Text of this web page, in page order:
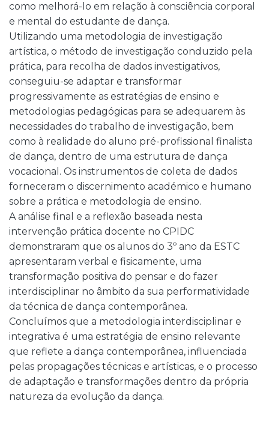
como melhorá-lo em relação à consciência corporal
e mental do estudante de dança.
Utilizando uma metodologia de investigação
artística, o método de investigação conduzido pela
prática, para recolha de dados investigativos,
conseguiu-se adaptar e transformar
progressivamente as estratégias de ensino e
metodologias pedagógicas para se adequarem às
necessidades do trabalho de investigação, bem
como à realidade do aluno pré-profissional finalista
de dança, dentro de uma estrutura de dança
vocacional. Os instrumentos de coleta de dados
forneceram o discernimento académico e humano
sobre a prática e metodologia de ensino.
A análise final e a reflexão baseada nesta
intervenção prática docente no CPIDC
demonstraram que os alunos do 3º ano da ESTC
apresentaram verbal e fisicamente, uma
transformação positiva do pensar e do fazer
interdisciplinar no âmbito da sua performatividade
da técnica de dança contemporânea.
Concluímos que a metodologia interdisciplinar e
integrativa é uma estratégia de ensino relevante
que reflete a dança contemporânea, influenciada
pelas propagações técnicas e artísticas, e o processo
de adaptação e transformações dentro da própria
natureza da evolução da dança.